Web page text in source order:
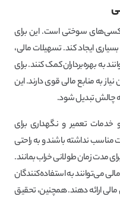
سوختی است. این برای
ایجاد کند. تسهیلات مالی،
به بهره‌برداران کمک کنند. برای
نیاز به منابع مالی قوی دارند. این
چالش تبدیل شود.
خدمات تعمیر و نگهداری برای
مناسب نداشته باشند و به راحتی
مدت زمان طولانی خراب بمانند.
می‌توانند به استفاده‌کنندگان
ارائه دهند. همچنین، تحقیق